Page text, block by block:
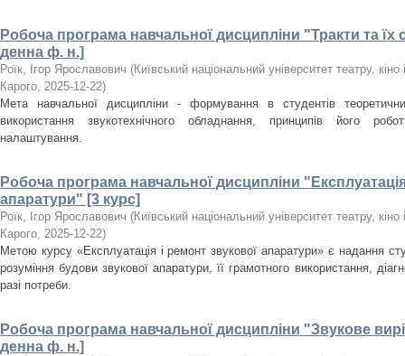
Робоча програма навчальної дисципліни "Тракти та їх
денна ф. н.]
Роїк, Ігор Ярославович (Київський національний університет театру,
Карого, 2025-12-22)
Мета навчальної дисципліни - формування в студентів
використання звукотехнічного обладнання, принципів його
налаштування.
Робоча програма навчальної дисципліни
апаратури" [3 курс]
Роїк, Ігор Ярославович (Київський національний університет театру,
Карого, 2025-12-22)
Метою курсу «Експлуатація і ремонт звукової апаратури» є надання
розуміння будови звукової апаратури, її грамотного використання,
разі потреби.
Робоча програма навчальної дисципліни "Звукове
денна ф. н.]